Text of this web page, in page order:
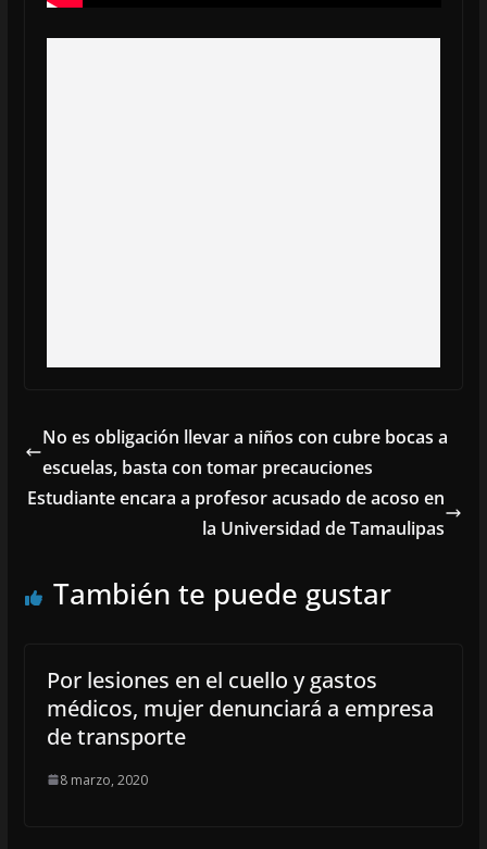
No es obligación llevar a niños con cubre bocas a
escuelas, basta con tomar precauciones
Estudiante encara a profesor acusado de acoso en
la Universidad de Tamaulipas
También te puede gustar
Por lesiones en el cuello y gastos
médicos, mujer denunciará a empresa
de transporte
8 marzo, 2020